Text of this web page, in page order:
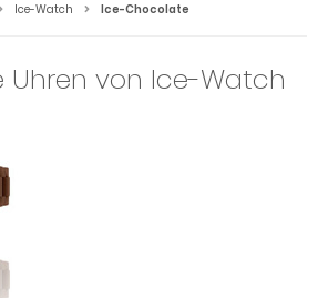
Ice-Watch Ice-Chocolate
Uhren von Ice-Watch